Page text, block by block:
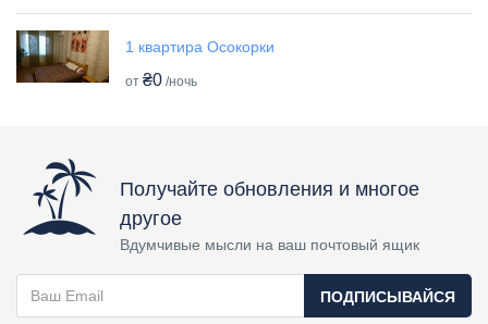
1 квартира Осокорки
от ₴0 /ночь
Получайте обновления и многое
другое
Вдумчивые мысли на ваш почтовый ящик
ПОДПИСЫВАЙСЯ